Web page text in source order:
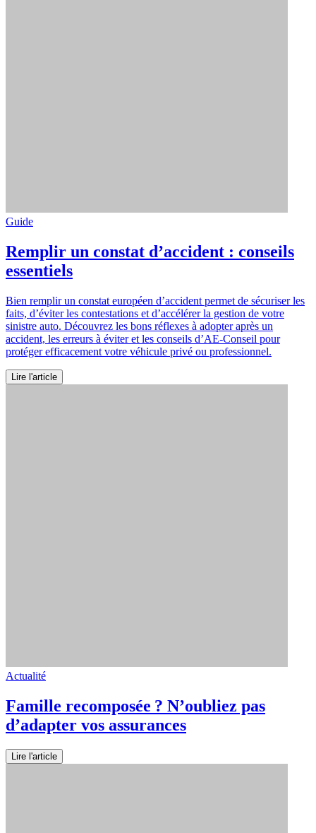
Guide
Remplir un constat d’accident : conseils
essentiels
Bien remplir un constat européen d’accident permet de sécuriser les
faits, d’éviter les contestations et d’accélérer la gestion de votre
sinistre auto. Découvrez les bons réflexes à adopter après un
accident, les erreurs à éviter et les conseils d’AE-Conseil pour
protéger efficacement votre véhicule privé ou professionnel.
Lire l'article
Actualité
Famille recomposée ? N’oubliez pas
d’adapter vos assurances
Lire l'article